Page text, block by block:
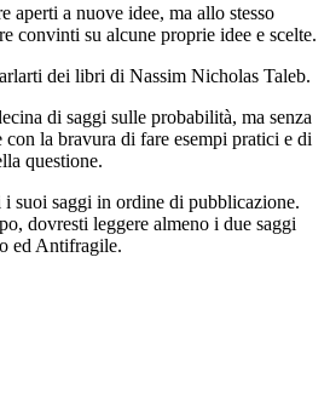
aperti a nuove idee, ma allo stesso
convinti su alcune proprie idee e scelte.
dei libri di Nassim Nicholas Taleb.
di saggi sulle probabilità, ma senza
con la bravura di fare esempi pratici e di
questione.
suoi saggi in ordine di pubblicazione.
dovresti leggere almeno i due saggi
ed Antifragile.